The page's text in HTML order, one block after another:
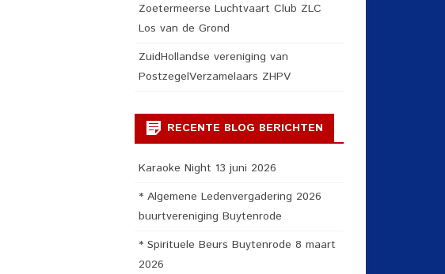
Zoetermeerse Luchtvaart Club ZLC
Los van de Grond
ZuidHollandse vereniging van
PostzegelVerzamelaars ZHPV
RECENTE BLOG BERICHTEN
Karaoke Night 13 juni 2026
* Algemene Ledenvergadering 2026
buurtvereniging Buytenrode
* Spirituele Beurs Buytenrode 8 maart
2026